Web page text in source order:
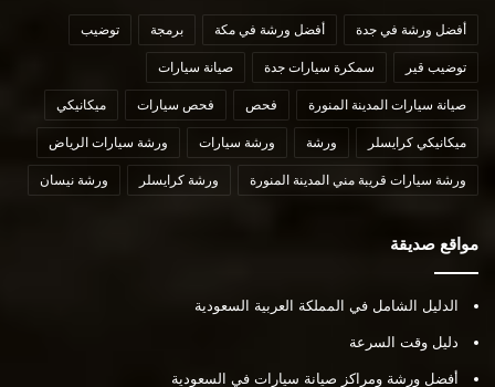
أفضل ورشة في جدة أفضل ورشة في مكة برمجة توضيب
توضيب قير سمكرة سيارات جدة صيانة سيارات
صيانة سيارات المدينة المنورة فحص فحص سيارات ميكانيكي
ميكانيكي كرايسلر ورشة ورشة سيارات ورشة سيارات الرياض
ورشة سيارات قريبة مني المدينة المنورة ورشة كرايسلر ورشة نيسان
مواقع صديقة
الدليل الشامل في المملكة العربية السعودية
دليل وقت السرعة
أفضل ورشة ومراكز صيانة سيارات في السعودية